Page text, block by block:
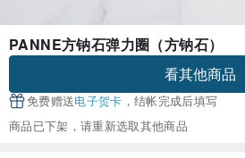
PANNE方钠石弹力圈（方钠石）
看其他商品
免费赠送电子贺卡 ，结帐完成后填写
商品已下架，请重新选取其他商品